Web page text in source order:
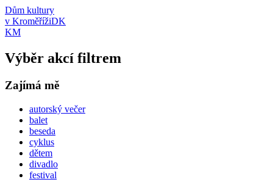
Dům kultury
v KroměřížiDK
KM
Výběr akcí filtrem
Zajímá mě
autorský večer
balet
beseda
cyklus
dětem
divadlo
festival